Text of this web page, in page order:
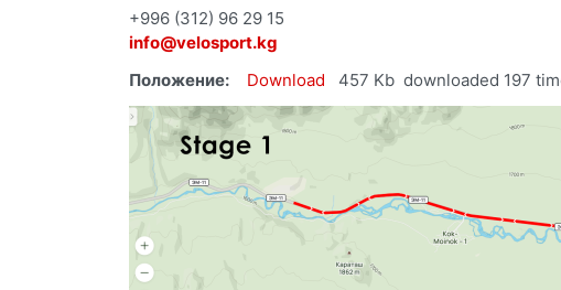
+996 (312) 96 29 15
info@velosport.kg
Положение:
Download 457 Kb downloaded 197